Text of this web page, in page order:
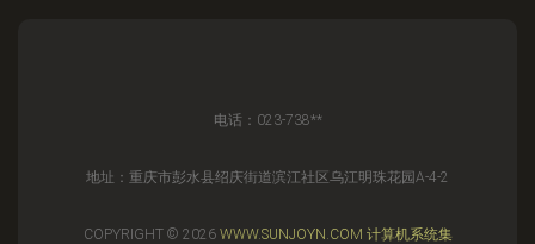
电话：023-738**
地址：重庆市彭水县绍庆街道滨江社区乌江明珠花园A-4-2
COPYRIGHT © 2026 WWW.SUNJOYN.COM 计算机系统集